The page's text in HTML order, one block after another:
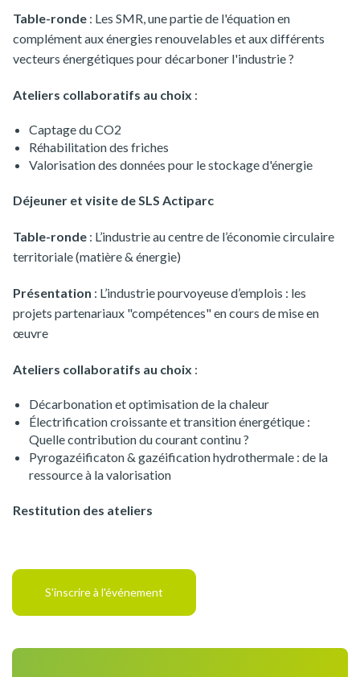
Table-ronde : Les SMR, une partie de l'équation en
complément aux énergies renouvelables et aux différents
vecteurs énergétiques pour décarboner l'industrie ?
Ateliers collaboratifs au choix :
Captage du CO2
Réhabilitation des friches
Valorisation des données pour le stockage d'énergie
Déjeuner et visite de SLS Actiparc
Table-ronde : L’industrie au centre de l’économie circulaire
territoriale (matière & énergie)
Présentation : L’industrie pourvoyeuse d’emplois : les
projets partenariaux "compétences" en cours de mise en
œuvre
Ateliers collaboratifs au choix :
Décarbonation et optimisation de la chaleur
Électrification croissante et transition énergétique :
Quelle contribution du courant continu ?
Pyrogazéificaton & gazéification hydrothermale : de la
ressource à la valorisation
Restitution des ateliers
S'inscrire à l'événement